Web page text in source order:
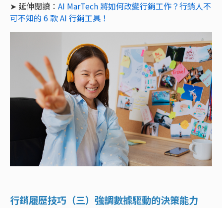
➤ 延伸閱讀： AI MarTech 將如何改變行銷工作？行銷人不
可不知的 6 款 AI 行銷工具！
行銷履歷技巧（三）強調數據驅動的決策能力